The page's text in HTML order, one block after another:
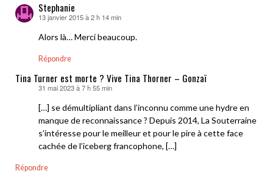
Stephanie
dit :
13 janvier 2015 à 2 h 14 min
Alors là… Merci beaucoup.
Répondre
Tina Turner est morte ? Vive Tina Thorner – Gonzaï
31 mai 2023 à 7 h 55 min
[…] se démultipliant dans l’inconnu comme une hydre en
manque de reconnaissance ? Depuis 2014, La Souterraine
s’intéresse pour le meilleur et pour le pire à cette face
cachée de l’iceberg francophone, […]
Répondre